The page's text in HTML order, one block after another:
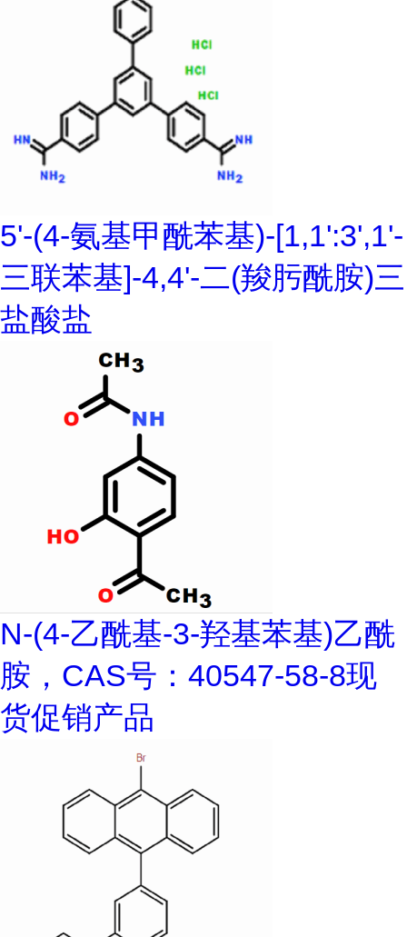
5'-(4-氨基甲酰苯基)-[1,1':3',1'-
三联苯基]-4,4'-二(羧肟酰胺)三
盐酸盐
N-(4-乙酰基-3-羟基苯基)乙酰
胺，CAS号：40547-58-8现
货促销产品